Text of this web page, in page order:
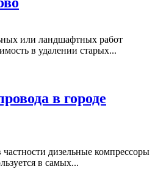
или ландшафтных работ
в удалении старых...
в городе
дизельные компрессоры
в самых...